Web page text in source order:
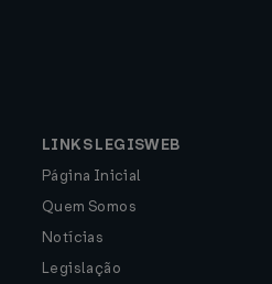
LINKS LEGISWEB
Página Inicial
Quem Somos
Notícias
Legislação